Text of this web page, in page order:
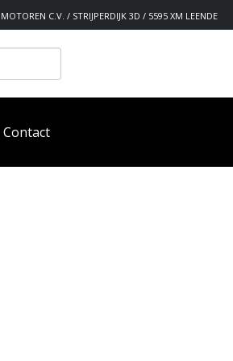
MOTOREN C.V. / STRIJPERDIJK 3D / 5595 XM LEENDE
Contact